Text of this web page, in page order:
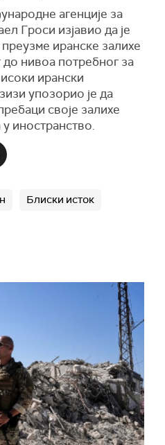
агенције за
Гроси изјавио да је
иранске залихе
до нивоа потребног за
ирански
упозорио је да
своје залихе
иностранство.
Блиски исток